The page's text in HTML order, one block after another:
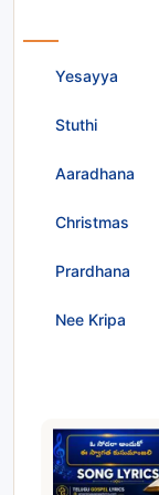
Yesayya
Stuthi
Aaradhana
Christmas
Prardhana
Nee Kripa